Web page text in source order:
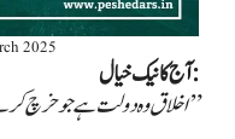
2025
آج کا نیک خیال:
“اخلاق وہ دولت ہے جو خرچ کرنے سے بڑھتی ہے۔”